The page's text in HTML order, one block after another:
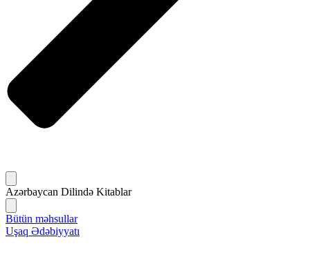
Azərbaycan Dilində Kitablar
Bütün məhsullar
Uşaq Ədəbiyyatı